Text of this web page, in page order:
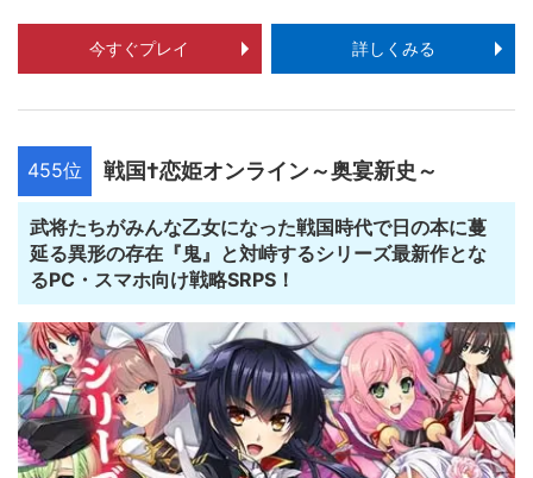
今すぐプレイ 詳しくみる
455位 戦国†恋姫オンライン～奥宴新史～
武将たちがみんな乙女になった戦国時代で日の本に蔓
延る異形の存在『鬼』と対峙するシリーズ最新作とな
るPC・スマホ向け戦略SRPS！